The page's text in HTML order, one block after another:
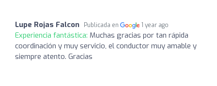
Lupe Rojas Falcon Publicada en 1 year ago
Experiencia fantástica: Muchas gracias por tan rápida
coordinación y muy servicio, el conductor muy amable y
siempre atento. Gracias